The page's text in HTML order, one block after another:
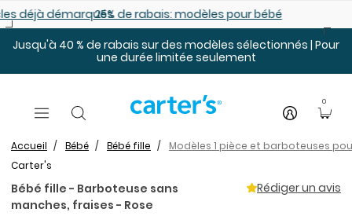
démarqués25% de rabais: modèles pour bébé
Jusqu'à 40 % de rabais sur des modèles sélectionnés | Pour
une durée limitée seulement
0
Accueil Bébé Bébé fille
Modèles 1 pièce et barboteuses
Carter's
Bébé fille - Barboteuse sans
manches, fraises - Rose
Rédiger un avis